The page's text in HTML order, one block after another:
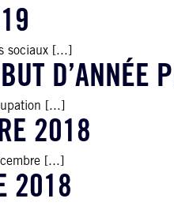
sociaux [...]
D’ANNÉE
[...]
2018
[...]
2018